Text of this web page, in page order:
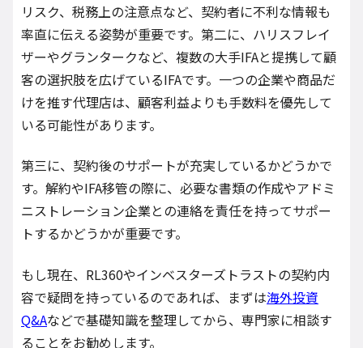
リスク、税務上の注意点など、契約者に不利な情報も
率直に伝える姿勢が重要です。第二に、ハリスフレイ
ザーやグランタークなど、複数の大手IFAと提携して顧
客の選択肢を広げているIFAです。一つの企業や商品だ
けを推す代理店は、顧客利益よりも手数料を優先して
いる可能性があります。
第三に、契約後のサポートが充実しているかどうかで
す。解約やIFA移管の際に、必要な書類の作成やアドミ
ニストレーション企業との連絡を責任を持ってサポー
トするかどうかが重要です。
もし現在、RL360やインベスターズトラストの契約内
容で疑問を持っているのであれば、まずは海外投資
Q&Aなどで基礎知識を整理してから、専門家に相談す
ることをお勧めします。